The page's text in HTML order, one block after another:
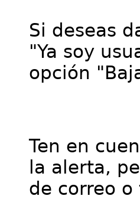
Si deseas
"Ya soy
opción
Ten en
la alerta,
de correo